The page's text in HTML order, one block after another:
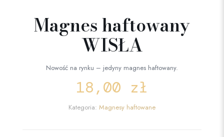
Magnes haftowany
WISŁA
Nowość na rynku – jedyny magnes haftowany.
18,00 zł
Kategoria: Magnesy haftowane